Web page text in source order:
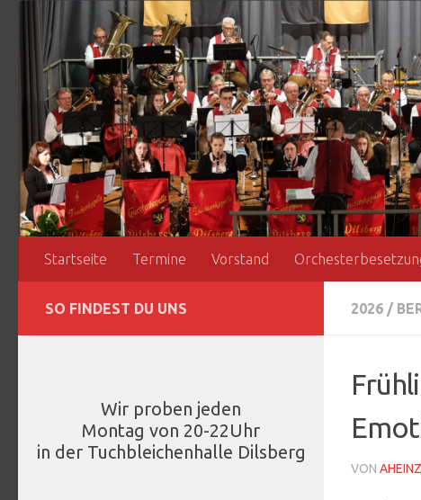
Zum Inhalt springen
Startseite Termine Vorstand
2026 /
VON
SO FINDEST DU UNS
Wir proben jeden
Montag von 20-22Uhr
in der Tuchbleichenhalle Dilsberg